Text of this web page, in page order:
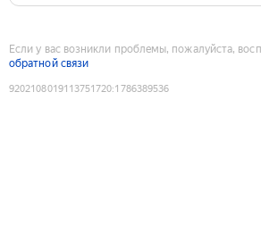
Если у вас возникли проблемы, пожалуйста,
обратной связи
9202108019113751720:1786389536